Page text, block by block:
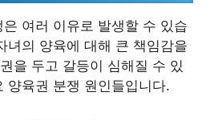
여러 이유로 발생할 수 있습
녀의 양육에 대해 큰 책임감을
을 두고 갈등이 심해질 수 있
양육권 분쟁 원인들입니다.